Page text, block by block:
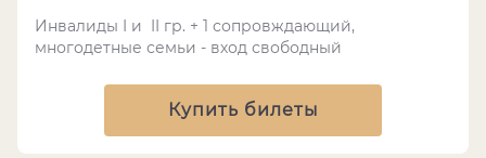
Инвалиды I и II гр. + 1 сопровждающий,
многодетные семьи - вход свободный
Купить билеты